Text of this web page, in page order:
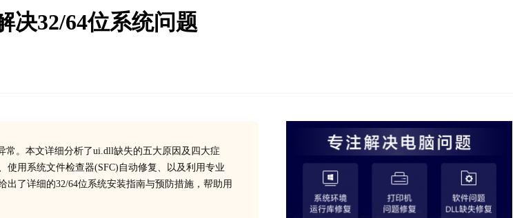
决32/64位系统问题
常。本文详细分析了ui.dll缺失的五大原因及四大症
用系统文件检查器(SFC)自动修复、以及利用专业
了详细的32/64位系统安装指南与预防措施，帮助用